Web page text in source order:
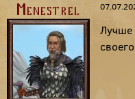
Menestrel
Лучше